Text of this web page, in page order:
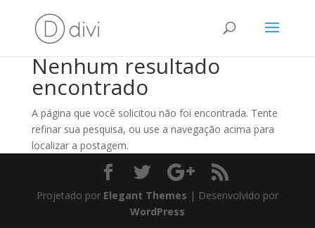
Nenhum resultado
encontrado
A página que você solicitou não foi encontrada. Tente
refinar sua pesquisa, ou use a navegação acima para
localizar a postagem.
Projetado por Elegant Themes | Desenvolvido por
WordPress